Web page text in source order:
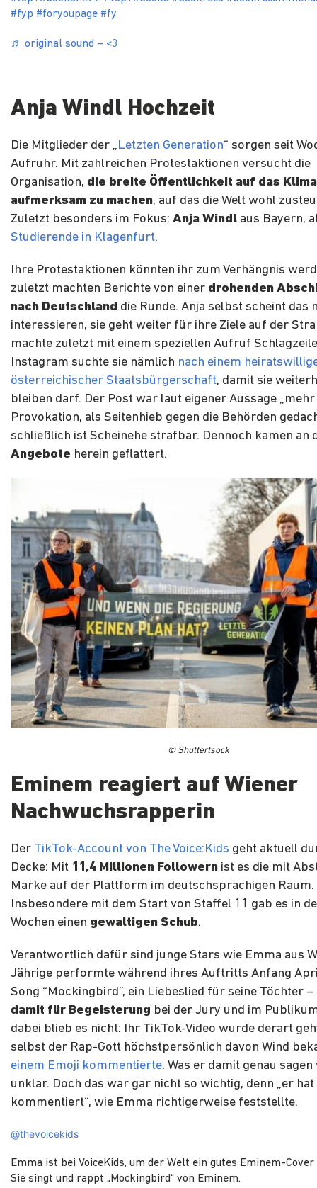
#fyp #foryoupage #fy
♬ original sound – <3
Anja Windl Hochzeit
Die Mitglieder der „Letzten Generation“ sorgen seit
Aufruhr. Mit zahlreichen Protestaktionen versucht die
Organisation, die breite Öffentlichkeit auf das
aufmerksam zu machen, auf das die Welt wohl
Zuletzt besonders im Fokus: Anja Windl aus Bayern,
Studierende in Klagenfurt.
Ihre Protestaktionen könnten ihr zum Verhängnis
zuletzt machten Berichte von einer drohenden
nach Deutschland die Runde. Anja selbst scheint das
interessieren, sie geht weiter für ihre Ziele auf der
machte zuletzt mit einem speziellen Aufruf
Instagram suchte sie nämlich nach einem
österreichischer Staatsbürgerschaft, damit sie
bleiben darf. Der Post war laut eigener Aussage
Provokation, als Seitenhieb gegen die Behörden
schließlich ist Scheinehe strafbar. Dennoch kamen an
Angebote herein geflattert.
© Shuttertsock
Eminem reagiert auf Wiener
Nachwuchsrapperin
Der TikTok-Account von The Voice:Kids geht aktuell
Decke: Mit 11,4 Millionen Followern ist es die mit
Marke auf der Plattform im deutschsprachigen Raum.
Insbesondere mit dem Start von Staffel 11 gab es in
Wochen einen gewaltigen Schub.
Verantwortlich dafür sind junge Stars wie Emma aus
Jährige performte während ihres Auftritts Anfang
Song “Mockingbird”, ein Liebeslied für seine Töchter
damit für Begeisterung bei der Jury und im
dabei blieb es nicht: Ihr TikTok-Video wurde derart
selbst der Rap-Gott höchstpersönlich davon Wind
einem Emoji kommentierte. Was er damit genau
unklar. Doch das war gar nicht so wichtig, denn „er hat
kommentiert“, wie Emma richtigerweise feststellte.
@thevoicekids
Emma ist bei VoiceKids, um der Welt ein gutes Eminem-
Sie singt und rappt „Mockingbird“ von Eminem.